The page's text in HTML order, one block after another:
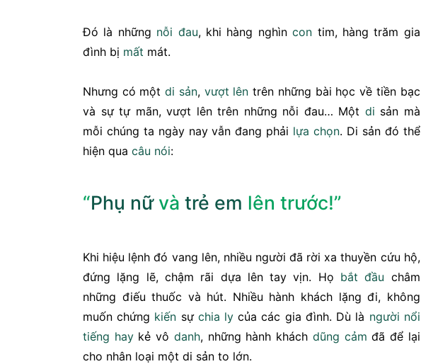
Đó là những nỗi đau, khi hàng nghìncon tim, hàng trăm gia
đình bị mất mát.
Nhưng có mộtdi sản, vượt lên trên những bài học về tiền bạc
và sự tự mãn, vượt lên trên những nỗi đau… Một di sản mà
mỗi chúng ta ngày nay vẫn đang phải lựa chọn. Di sản đó thể
hiện qua câu nói:
“Phụ nữvà trẻ em lên trước!”
Khi hiệu lệnh đó vang lên, nhiều người đã rời xa thuyền cứu hộ,
đứng lặng lẽ, chậm rãi dựa lên tay vịn. Họ bắt đầu châm
những điếu thuốc và hút. Nhiều hành khách lặng đi, không
muốn chứng kiến sự chia ly của các gia đình. Dù là người nổi
tiếng haykẻ vô danh, những hành khách dũng cảm đã để lại
cho nhân loại một di sản to lớn.